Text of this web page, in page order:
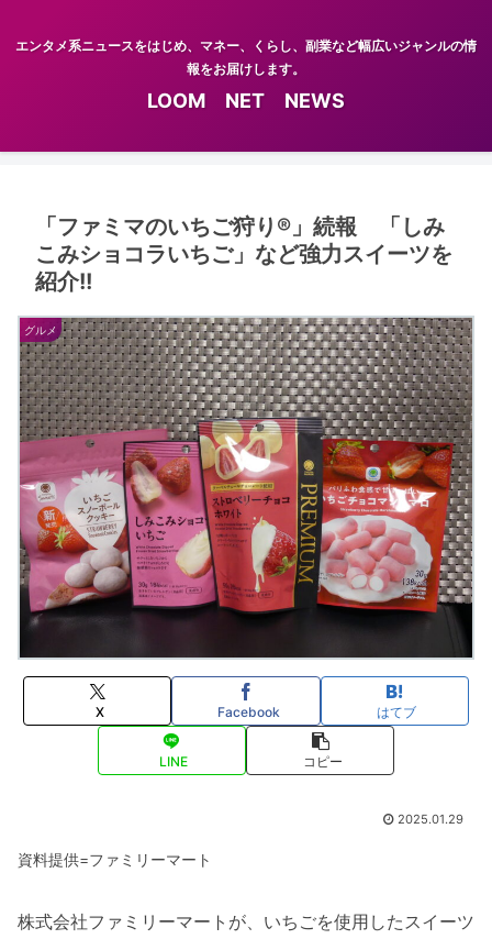
エンタメ系ニュースをはじめ、マネー、くらし、副業など幅広いジャンルの情
報をお届けします。
LOOM NET NEWS
「ファミマのいちご狩り®」続報 「しみ
こみショコラいちご」など強力スイーツを
紹介!!
グルメ
X Facebook はてブ
LINE コピー
2025.01.29
資料提供=ファミリーマート
株式会社ファミリーマートが、いちごを使用したスイーツ